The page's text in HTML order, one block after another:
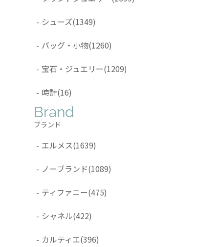
- シューズ(1349)
- バッグ・小物(1260)
- 宝石・ジュエリー(1209)
- 時計(16)
Brand
ブランド
- エルメス(1639)
- ノーブランド(1089)
- ティファニー(475)
- シャネル(422)
- カルティエ(396)